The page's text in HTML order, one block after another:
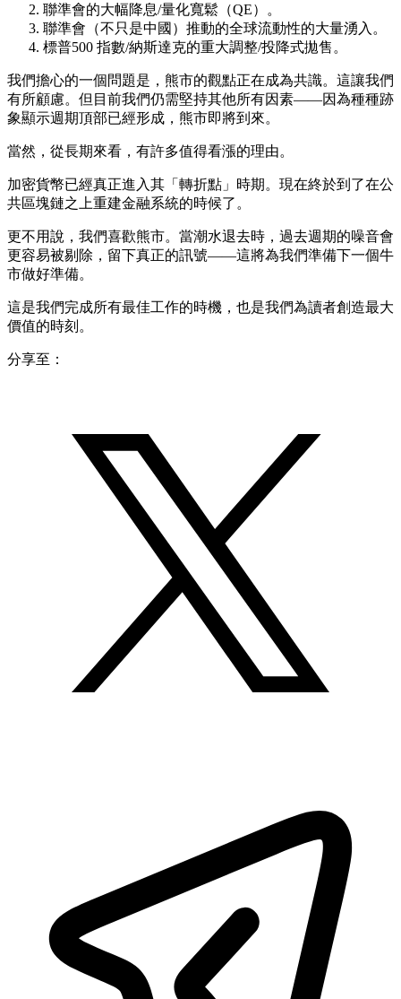
聯準會的大幅降息/量化寬鬆（QE）。
聯準會（不只是中國）推動的全球流動性的大量湧入。
標普500 指數/納斯達克的重大調整/投降式拋售。
我們擔心的一個問題是，熊市的觀點正在成為共識。這讓我們
有所顧慮。但目前我們仍需堅持其他所有因素——因為種種跡
象顯示週期頂部已經形成，熊市即將到來。
當然，從長期來看，有許多值得看漲的理由。
加密貨幣已經真正進入其「轉折點」時期。現在終於到了在公
共區塊鏈之上重建金融系統的時候了。
更不用說，我們喜歡熊市。當潮水退去時，過去週期的噪音會
更容易被剔除，留下真正的訊號——這將為我們準備下一個牛
市做好準備。
這是我們完成所有最佳工作的時機，也是我們為讀者創造最大
價值的時刻。
分享至：